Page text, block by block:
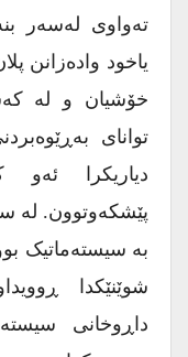
تەواوی لەسەر
یاخود وادەزانن
خۆشیان و لە
توانای
دیاریکرا ئەو
پێشکەوتوون. لە
بە سیستەماتیک
شوێنێکدا
داڕوخانی